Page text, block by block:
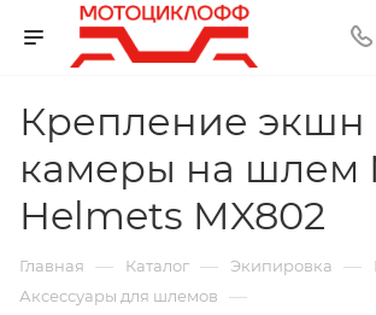
Крепление экшн
камеры на шлем
Helmets MX802
Главная — Каталог — Экипировка —
Аксессуары для шлемов —